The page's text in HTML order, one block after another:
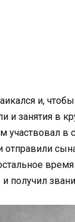
и,
и занятия в
участвовал в
отправили